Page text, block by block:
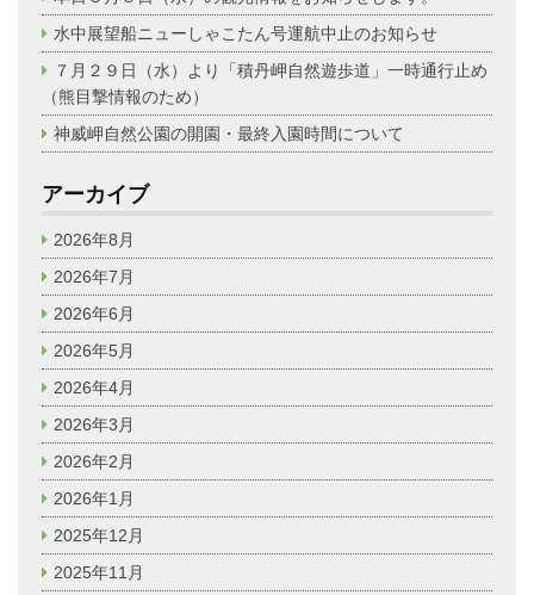
水中展望船ニューしゃこたん号運航中止のお知らせ
７月２９日（水）より「積丹岬自然遊歩道」一時通行止め
（熊目撃情報のため）
神威岬自然公園の開園・最終入園時間について
アーカイブ
2026年8月
2026年7月
2026年6月
2026年5月
2026年4月
2026年3月
2026年2月
2026年1月
2025年12月
2025年11月